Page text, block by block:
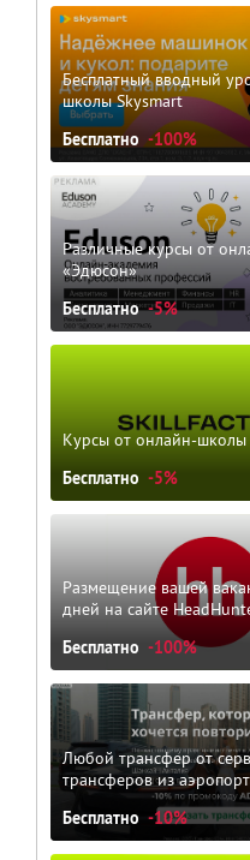
Бесплатный вводный
школы Skysmart
Бесплатно -100%
Различные курсы от
«Эдюсон»
Бесплатно -5%
Курсы от онлайн-
Бесплатно -5%
Размещение вашей
дней на сайте
Бесплатно -100%
Любой трансфер от
трансферов из
Бесплатно -10%